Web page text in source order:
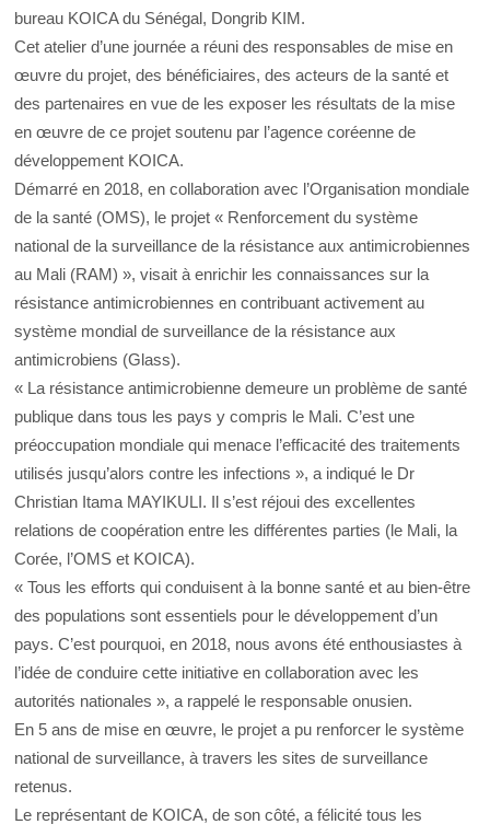
bureau KOICA du Sénégal, Dongrib KIM.
Cet atelier d’une journée a réuni des responsables de mise en
œuvre du projet, des bénéficiaires, des acteurs de la santé et
des partenaires en vue de les exposer les résultats de la mise
en œuvre de ce projet soutenu par l’agence coréenne de
développement KOICA.
Démarré en 2018, en collaboration avec l’Organisation mondiale
de la santé (OMS), le projet « Renforcement du système
national de la surveillance de la résistance aux antimicrobiennes
au Mali (RAM) », visait à enrichir les connaissances sur la
résistance antimicrobiennes en contribuant activement au
système mondial de surveillance de la résistance aux
antimicrobiens (Glass).
« La résistance antimicrobienne demeure un problème de santé
publique dans tous les pays y compris le Mali. C’est une
préoccupation mondiale qui menace l’efficacité des traitements
utilisés jusqu’alors contre les infections », a indiqué le Dr
Christian Itama MAYIKULI. Il s’est réjoui des excellentes
relations de coopération entre les différentes parties (le Mali, la
Corée, l’OMS et KOICA).
« Tous les efforts qui conduisent à la bonne santé et au bien-être
des populations sont essentiels pour le développement d’un
pays. C’est pourquoi, en 2018, nous avons été enthousiastes à
l’idée de conduire cette initiative en collaboration avec les
autorités nationales », a rappelé le responsable onusien.
En 5 ans de mise en œuvre, le projet a pu renforcer le système
national de surveillance, à travers les sites de surveillance
retenus.
Le représentant de KOICA, de son côté, a félicité tous les